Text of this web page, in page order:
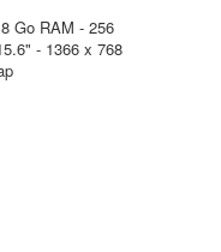
Go RAM - 256
- 1366 x 768